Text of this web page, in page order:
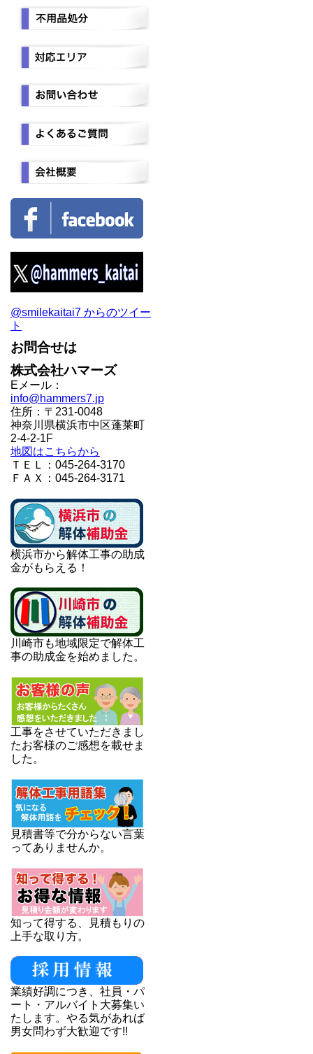
@smilekaitai7 からのツイー
ト
お問合せは
株式会社ハマーズ
Eメール：
info@hammers7.jp
住所：〒231-0048
神奈川県横浜市中区蓬莱町
2-4-2-1F
地図はこちらから
ＴＥＬ：045-264-3170
ＦＡＸ：045-264-3171
横浜市から解体工事の助成
金がもらえる！
川崎市も地域限定で解体工
事の助成金を始めました。
工事をさせていただきまし
たお客様のご感想を載せま
した。
見積書等で分からない言葉
ってありませんか。
知って得する、見積もりの
上手な取り方。
業績好調につき、社員・パ
ート・アルバイト大募集い
たします。やる気があれば
男女問わず大歓迎です!!